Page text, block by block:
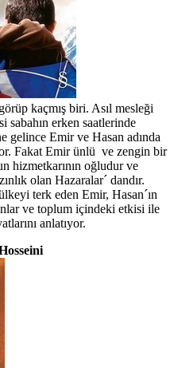
kaçmış biri. Asıl mesleği
sabahın erken saatlerinde
gelince Emir ve Hasan adında
Fakat Emir ünlü ve zengin bir
hizmetkarının oğludur ve
olan Hazaralar´ dandır.
terk eden Emir, Hasan´ın
ve toplum içindeki etkisi ile
anlatıyor.